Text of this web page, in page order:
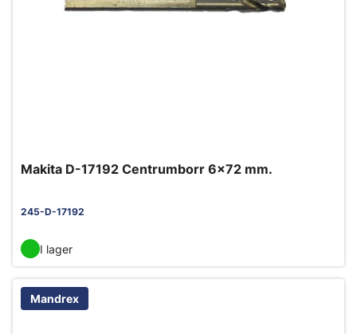
Makita D-17192 Centrumborr 6x72 mm.
245-D-17192
I lager
Mandrex